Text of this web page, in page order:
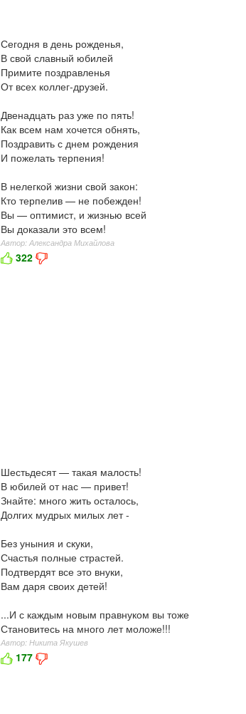
Сегодня в день рожденья,
В свой славный юбилей
Примите поздравленья
От всех коллег-друзей.
Двенадцать раз уже по пять!
Как всем нам хочется обнять,
Поздравить с днем рождения
И пожелать терпения!
В нелегкой жизни свой закон:
Кто терпелив — не побежден!
Вы — оптимист, и жизнью всей
Вы доказали это всем!
Автор: Александра Михайлова
322
Шестьдесят — такая малость!
В юбилей от нас — привет!
Знайте: много жить осталось,
Долгих мудрых милых лет -
Без уныния и скуки,
Счастья полные страстей.
Подтвердят все это внуки,
Вам даря своих детей!
...И с каждым новым правнуком вы тоже
Становитесь на много лет моложе!!!
Автор: Никита Якушев
177